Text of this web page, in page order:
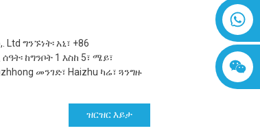
ግንኙነት፡ አኒ፣ +86
ከግንቦት 1 እስከ 5፣ ሜይ፣
መንገድ፣ Haizhu ካሬ፣ ጓንግዙ
ዝርዝር እይታ